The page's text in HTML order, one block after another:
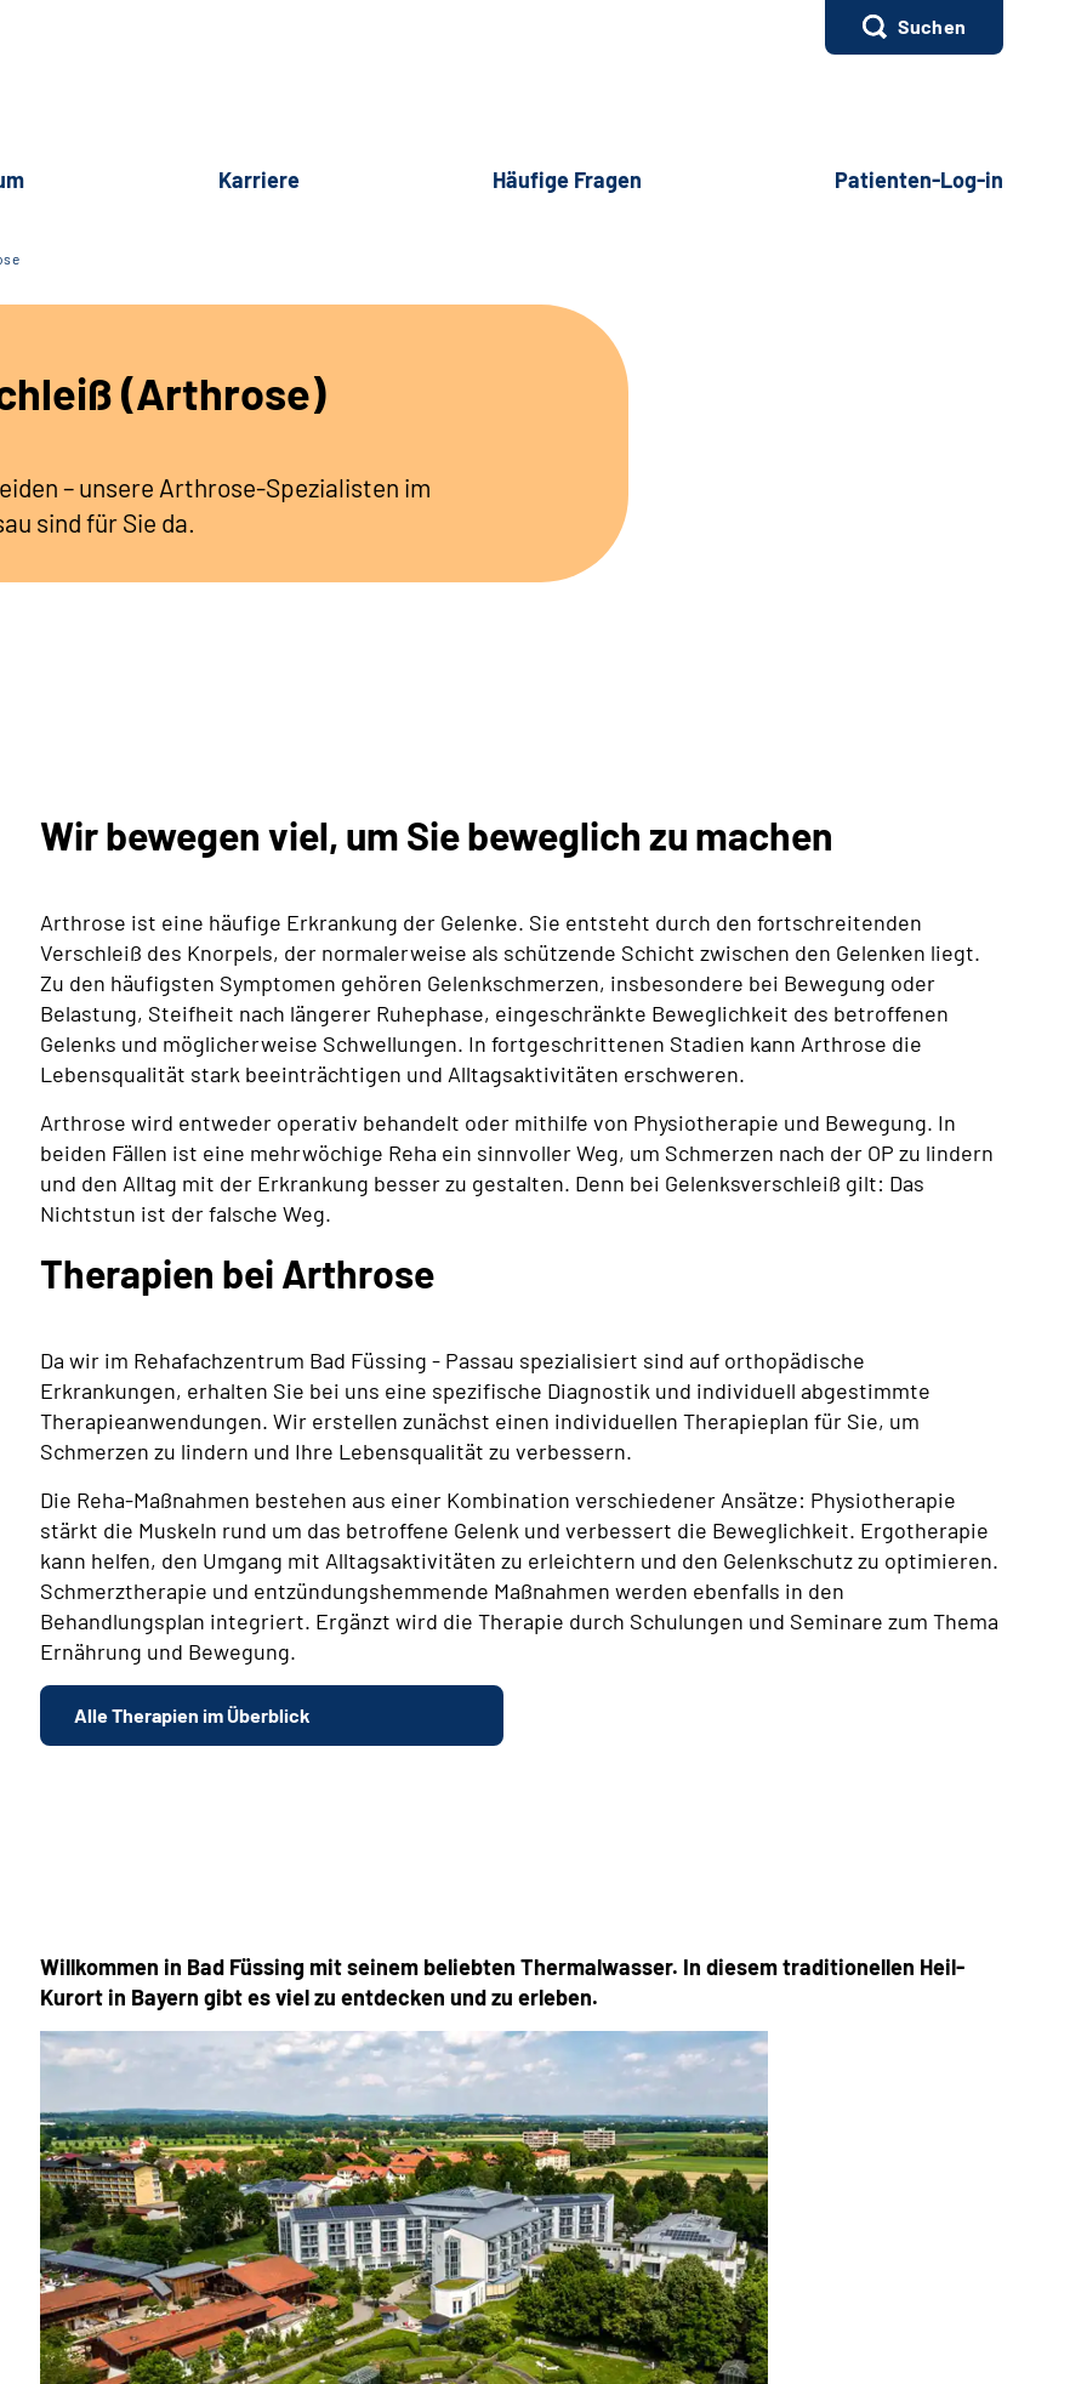
Suchen
Karriere Häufige Fragen Patienten-Log-in
(Arthrose)
– unsere Arthrose-Spezialisten im
sind für Sie da.
Wir bewegen viel, um Sie beweglich zu machen
Arthrose ist eine häufige Erkrankung der Gelenke. Sie entsteht durch den fortschreitenden
Verschleiß des Knorpels, der normalerweise als schützende Schicht zwischen den Gelenken liegt.
Zu den häufigsten Symptomen gehören Gelenkschmerzen, insbesondere bei Bewegung oder
Belastung, Steifheit nach längerer Ruhephase, eingeschränkte Beweglichkeit des betroffenen
Gelenks und möglicherweise Schwellungen. In fortgeschrittenen Stadien kann Arthrose die
Lebensqualität stark beeinträchtigen und Alltagsaktivitäten erschweren.
Arthrose wird entweder operativ behandelt oder mithilfe von Physiotherapie und Bewegung. In
beiden Fällen ist eine mehrwöchige Reha ein sinnvoller Weg, um Schmerzen nach der OP zu lindern
und den Alltag mit der Erkrankung besser zu gestalten. Denn bei Gelenksverschleiß gilt: Das
Nichtstun ist der falsche Weg.
Therapien bei Arthrose
Da wir im Rehafachzentrum Bad Füssing - Passau spezialisiert sind auf orthopädische
Erkrankungen, erhalten Sie bei uns eine spezifische Diagnostik und individuell abgestimmte
Therapieanwendungen. Wir erstellen zunächst einen individuellen Therapieplan für Sie, um
Schmerzen zu lindern und Ihre Lebensqualität zu verbessern.
Die Reha-Maßnahmen bestehen aus einer Kombination verschiedener Ansätze: Physiotherapie
stärkt die Muskeln rund um das betroffene Gelenk und verbessert die Beweglichkeit. Ergotherapie
kann helfen, den Umgang mit Alltagsaktivitäten zu erleichtern und den Gelenkschutz zu optimieren.
Schmerztherapie und entzündungshemmende Maßnahmen werden ebenfalls in den
Behandlungsplan integriert. Ergänzt wird die Therapie durch Schulungen und Seminare zum Thema
Ernährung und Bewegung.
Alle Therapien im Überblick
Willkommen in Bad Füssing mit seinem beliebten Thermalwasser. In diesem traditionellen Heil-
Kurort in Bayern gibt es viel zu entdecken und zu erleben.